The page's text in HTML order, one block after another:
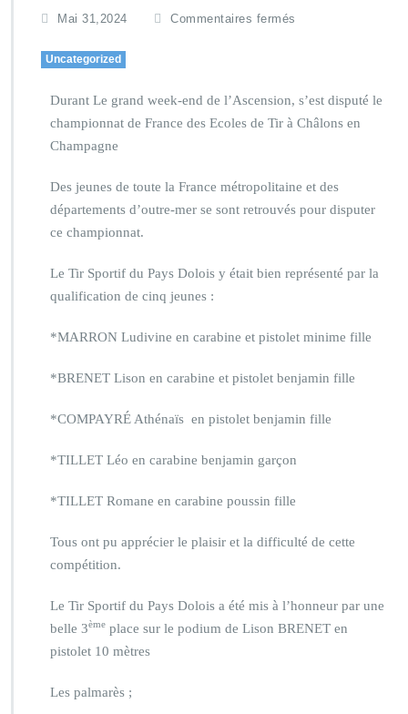
Mai 31,2024 Commentaires fermés
Uncategorized
Durant Le grand week-end de l’Ascension, s’est disputé le
championnat de France des Ecoles de Tir à Châlons en
Champagne
Des jeunes de toute la France métropolitaine et des
départements d’outre-mer se sont retrouvés pour disputer
ce championnat.
Le Tir Sportif du Pays Dolois y était bien représenté par la
qualification de cinq jeunes :
*MARRON Ludivine en carabine et pistolet minime fille
*BRENET Lison en carabine et pistolet benjamin fille
*COMPAYRÉ Athénaïs en pistolet benjamin fille
*TILLET Léo en carabine benjamin garçon
*TILLET Romane en carabine poussin fille
Tous ont pu apprécier le plaisir et la difficulté de cette
compétition.
Le Tir Sportif du Pays Dolois a été mis à l’honneur par une
belle 3ème place sur le podium de Lison BRENET en
pistolet 10 mètres
Les palmarès ;